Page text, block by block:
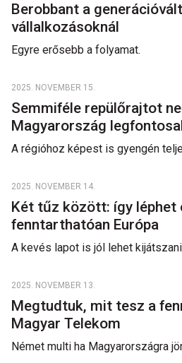
Berobbant a
vállalkozásoknál
Egyre erősebb a folyamat.
2025. NOVEMBER 15.
Semmiféle repülőrajtot
Magyarország
A régióhoz képest is gyengén
2025. NOVEMBER 14.
Két tűz között: így léphet
fenntarthatóan Európa
A kevés lapot is jól lehet
2025. NOVEMBER 13.
Megtudtuk, mit tesz a
Magyar Telekom
Német multi ha Magyarországra